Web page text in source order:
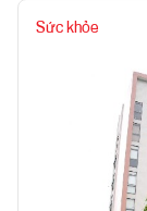
Sức khỏe